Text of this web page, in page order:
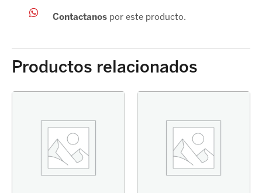
Contactanospor este producto.
Productos relacionados